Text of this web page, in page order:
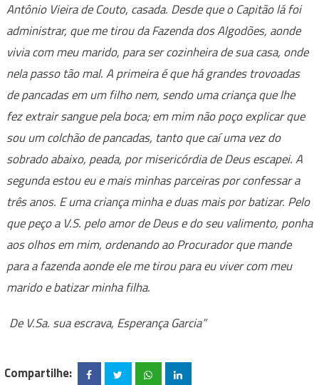
Antônio Vieira de Couto, casada. Desde que o Capitão lá foi
administrar, que me tirou da Fazenda dos Algodões, aonde
vivia com meu marido, para ser cozinheira de sua casa, onde
nela passo tão mal. A primeira é que há grandes trovoadas
de pancadas em um filho nem, sendo uma criança que lhe
fez extrair sangue pela boca; em mim não poço explicar que
sou um colchão de pancadas, tanto que caí uma vez do
sobrado abaixo, peada, por misericórdia de Deus escapei. A
segunda estou eu e mais minhas parceiras por confessar a
três anos. E uma criança minha e duas mais por batizar. Pelo
que peço a V.S. pelo amor de Deus e do seu valimento, ponha
aos olhos em mim, ordenando ao Procurador que mande
para a fazenda aonde ele me tirou para eu viver com meu
marido e batizar minha filha.
De V.Sa. sua escrava, Esperança Garcia”
Compartilhe: